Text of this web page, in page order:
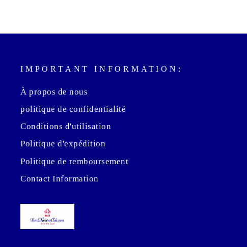
IMPORTANT INFORMATION:
À propos de nous
politique de confidentialité
Conditions d'utilisation
Politique d'expédition
Politique de remboursement
Contact Information